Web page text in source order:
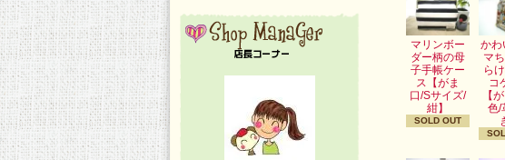
マリンボー
ダー柄の母
子手帳ケー
ス【がま
口/Sサイズ/
紺】
SOLD OUT
かわ
マ
ら
コ
【
色/